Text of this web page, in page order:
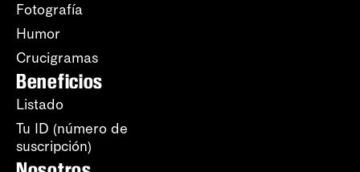
Fotografía
Humor
Crucigramas
Beneficios
Listado
Tu ID (número de
suscripción)